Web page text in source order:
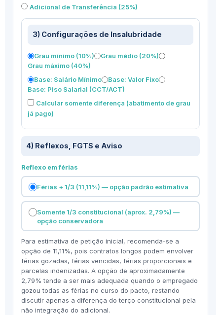
Adicional de Transferência (25%)
3) Configurações de Insalubridade
Grau mínimo (10%)
Grau médio (20%)
Grau máximo (40%)
Base: Salário Mínimo
Base: Valor Fixo
Base: Piso Salarial (CCT/ACT)
Calcular somente diferença (abatimento de grau
já pago)
4) Reflexos, FGTS e Aviso
Reflexo em férias
Férias + 1/3 (11,11%) — opção padrão estimativa
Somente 1/3 constitucional (aprox. 2,79%) —
opção conservadora
Para estimativa de petição inicial, recomenda-se a
opção de 11,11%, pois contratos longos podem envolver
férias gozadas, férias vencidas, férias proporcionais e
parcelas indenizadas. A opção de aproximadamente
2,79% tende a ser mais adequada quando o empregado
gozou todas as férias no curso do pacto, restando
discutir apenas a diferença do terço constitucional pela
não integração do adicional.